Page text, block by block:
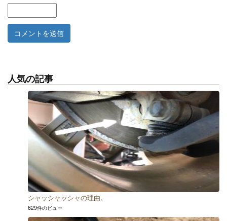
人気の記事
シャッシャッシャの理由。
629件のビュー